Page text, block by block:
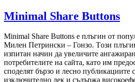
Minimal Share Buttons
Minimal Share Buttons е плъгин от
Милен Петрински – Гонзо. Tози
изпитан начин да увеличите
потребителите на сайта, като им
споделят бързо и лесно публикациите
изключително лек и съдържа